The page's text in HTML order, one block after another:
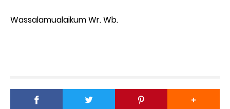
Wassalamualaikum Wr. Wb.